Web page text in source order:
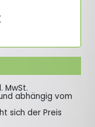
MwSt.
abhängig vom
sich der Preis